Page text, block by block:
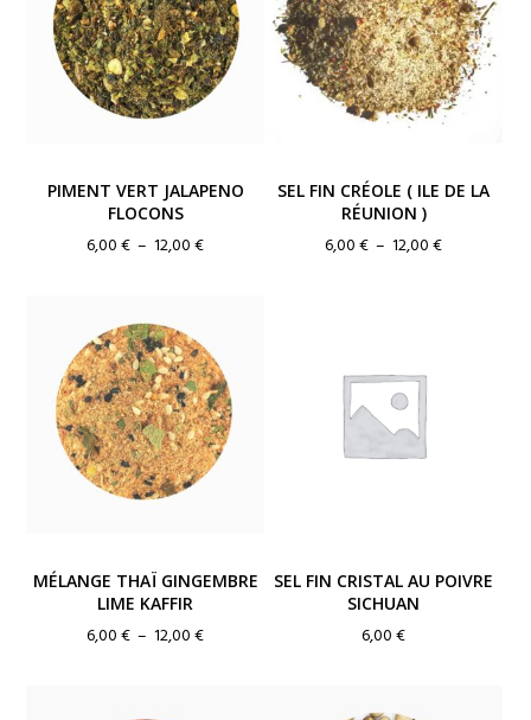
PIMENT VERT JALAPENO
FLOCONS
6,00€ – 12,00€Plage
à
12,00 €
SEL FIN CRÉOLE ( ILE DE LA
RÉUNION )
6,00€ – 12,00€Plage
MÉLANGE THAÏ GINGEMBRE
LIME KAFFIR
6,00€ – 12,00€Plage
SEL FIN CRISTAL AU POIVRE
SICHUAN
6,00€